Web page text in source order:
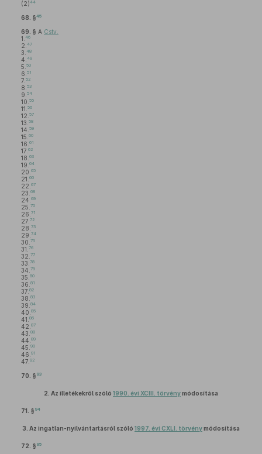
(2)44
68. §45
69. § A Cstv.
1. 46
2. 47
3. 48
4. 49
5. 50
6. 51
7. 52
8. 53
9. 54
10. 55
11. 56
12. 57
13. 58
14. 59
15. 60
16. 61
17. 62
18. 63
19. 64
20. 65
21. 66
22. 67
23. 68
24. 69
25. 70
26. 71
27. 72
28. 73
29. 74
30. 75
31. 76
32. 77
33. 78
34. 79
35. 80
36. 81
37. 82
38. 83
39. 84
40. 85
41. 86
42. 87
43. 88
44. 89
45. 90
46. 91
47. 92
70. § 93
2. Az illetékekről szóló 1990. évi XCIII. törvénymódosítása
71. § 94
3. Az ingatlan-nyilvántartásról szóló 1997. évi CXLI. törvénymódosítása
72. § 95